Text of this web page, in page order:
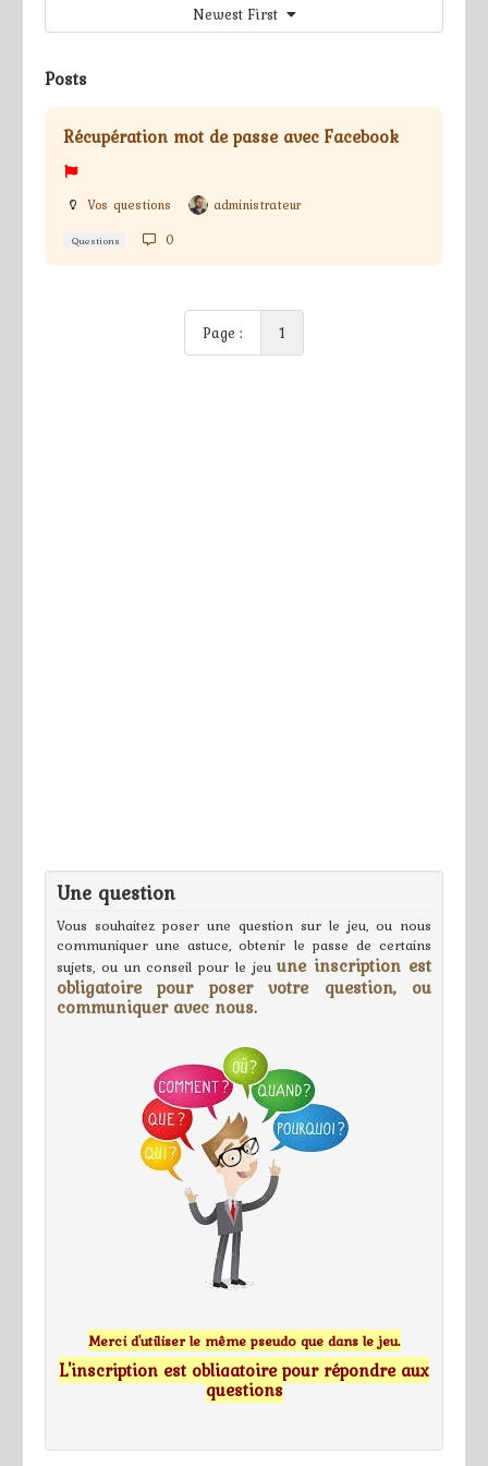
Newest First
Posts
Récupération mot de passe avec Facebook
Vos questions administrateur
Questions 0
Page : 1
Une question
Vous souhaitez poser une question sur le jeu, ou nous
communiquer une astuce, obtenir le passe de certains
sujets, ou un conseil pour le jeuune inscription est
obligatoire pour poser votre question, ou
communiquer avec nous.
Merci d'utiliser le même pseudo que dans le jeu.
L'inscription est obligatoire pour répondre aux
questions